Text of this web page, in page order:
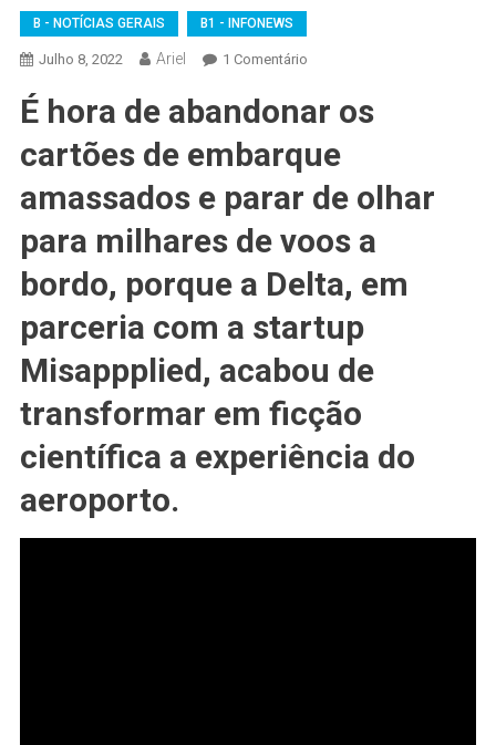
B - NOTÍCIAS GERAIS B1 - INFONEWS
Julho 8, 2022 Ariel 1 ComentárioEm
Tempos
Procurar
Seu
#VOO
No
Do
Estão
Com
Dias
É hora de abandonar os
cartões de embarque
amassados ​​e parar de olhar
para milhares de voos a
bordo, porque a Delta, em
parceria com a startup
Misappplied, acabou de
transformar em ficção
científica a experiência do
aeroporto.